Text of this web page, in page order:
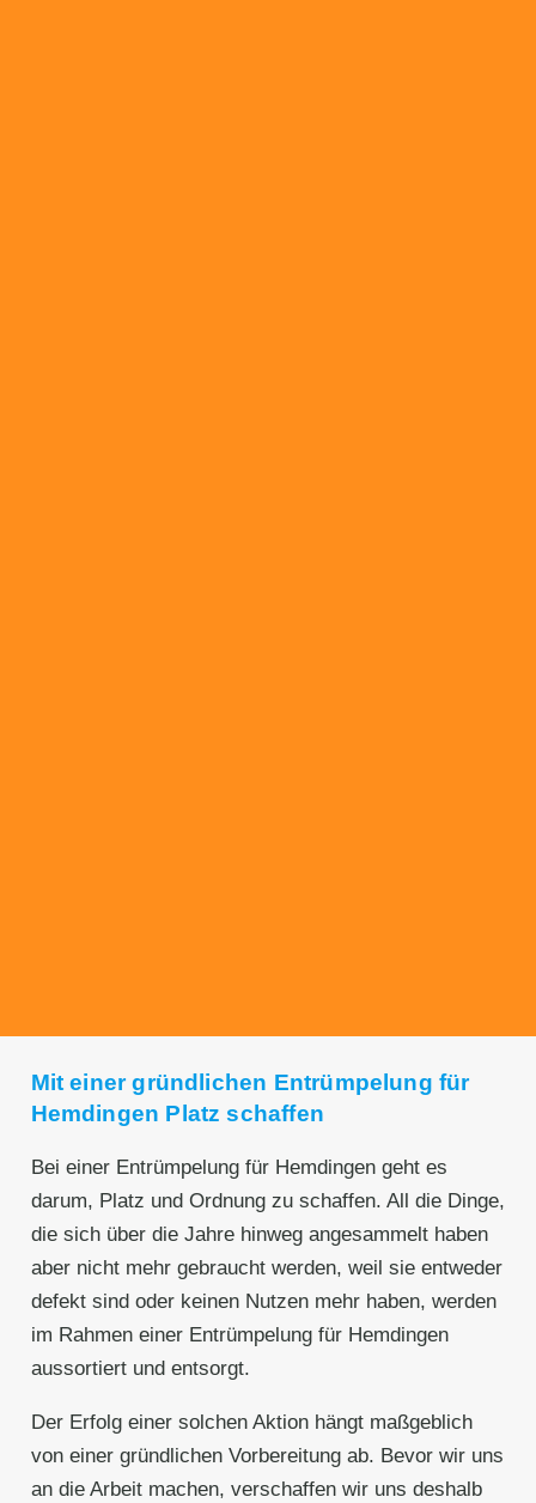
Mit einer gründlichen Entrümpelung für
Hemdingen Platz schaffen
Bei einer Entrümpelung für Hemdingen geht es
darum, Platz und Ordnung zu schaffen. All die Dinge,
die sich über die Jahre hinweg angesammelt haben
aber nicht mehr gebraucht werden, weil sie entweder
defekt sind oder keinen Nutzen mehr haben, werden
im Rahmen einer Entrümpelung für Hemdingen
aussortiert und entsorgt.
Der Erfolg einer solchen Aktion hängt maßgeblich
von einer gründlichen Vorbereitung ab. Bevor wir uns
an die Arbeit machen, verschaffen wir uns deshalb